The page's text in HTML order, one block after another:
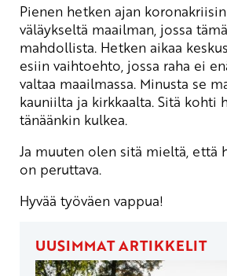
Pienen hetken ajan
väläykseltä maailman, jossa
mahdollista. Hetken aikaa
esiin vaihtoehto, jossa raha ei
valtaa maailmassa. Minusta se
kauniilta ja kirkkaalta. Sitä kohti
tänäänkin kulkea.
Ja muuten olen sitä mieltä, että
on peruttava.
Hyvää työväen vappua!
UUSIMMAT ARTIKKELIT